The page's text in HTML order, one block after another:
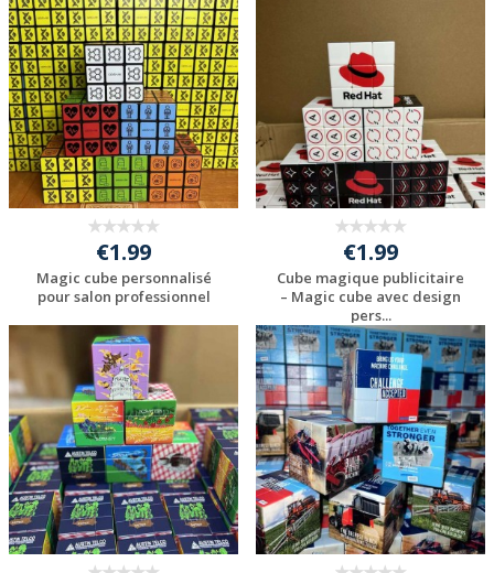
votre logo
€1.99
Magic cube personnalisé
pour salon professionnel
Personnaliser avec
votre logo
€1.99
Cube magique publicitaire
– Magic cube avec design
pers...
Personnaliser avec
votre logo